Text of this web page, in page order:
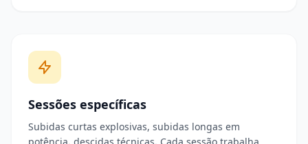
Sessões específicas
Subidas curtas explosivas, subidas longas em